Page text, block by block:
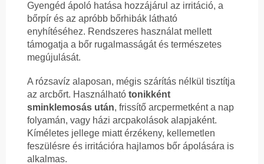
Gyengéd ápoló hatása hozzájárul az irritáció, a
bőrpír és az apróbb bőrhibák látható
enyhítéséhez. Rendszeres használat mellett
támogatja a bőr rugalmasságát és természetes
megújulását.
A rózsavíz alaposan, mégis szárítás nélkül tisztítja
az arcbőrt. Használható tonikként
sminklemosás után, frissítő arcpermetként a nap
folyamán, vagy házi arcpakolások alapjaként.
Kíméletes jellege miatt érzékeny, kellemetlen
feszülésre és irritációra hajlamos bőr ápolására is
alkalmas.